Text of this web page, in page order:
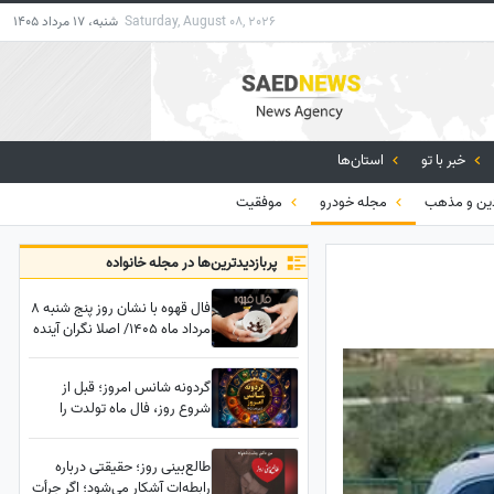
Saturday, August 08, 2026 شنبه، 17 مرداد 1405
خبر با تو
استان‌ها
و مذهب
مجله خودرو موفقیت
پربازدید‌ترین‌ها در مجله خانواده
فال قهوه با نشان روز پنج شنبه 8
مرداد ماه 1405/ اصلا نگران آینده
گردونه شانس امروز؛ قبل از
شروع روز، فال ماه تولدت را
طالع‌بینی روز؛ حقیقتی درباره
رابطه‌ات آشکار می‌شود؛ اگر جرأت